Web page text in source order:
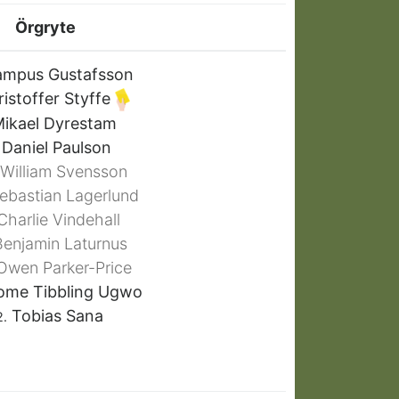
Örgryte
Gustafsson
Styffe
Dyrestam
Daniel Paulson
William Svensson
Lagerlund
Vindehall
Laturnus
Parker-Price
Tibbling Ugwo
Tobias Sana